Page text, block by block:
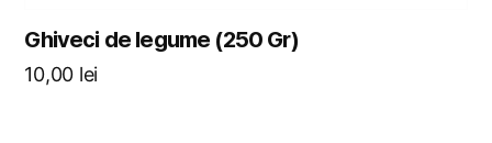
Ghiveci de legume (250 Gr)
10,00 lei